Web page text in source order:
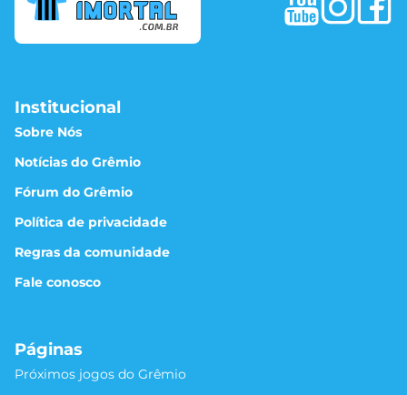
Institucional
Sobre Nós
Notícias do Grêmio
Fórum do Grêmio
Política de privacidade
Regras da comunidade
Fale conosco
Páginas
Próximos jogos do Grêmio